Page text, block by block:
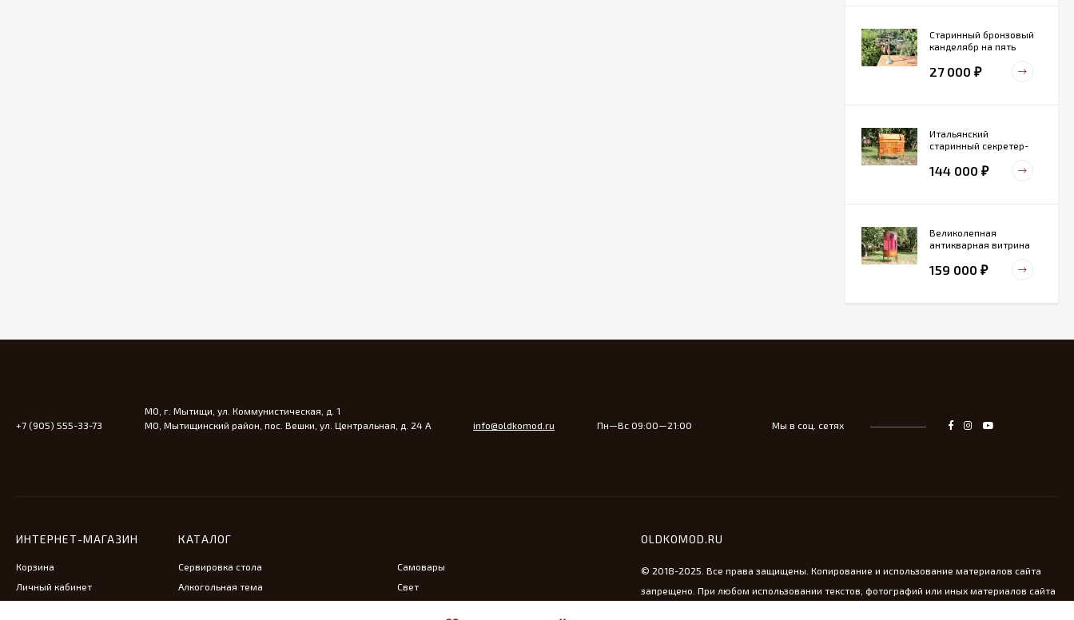
Старинный бронзовый
канделябр на пять
27 000 ₽
Итальянский
старинный секретер-
144 000 ₽
Великолепная
антикварная витрина
159 000 ₽
Тарелка для
13 800₽
+7 (905) 555-33-73
МО, г. Мытищи, ул. Коммунистическая, д. 1
МО, Мытищинский район, пос. Вешки, ул. Центральная, д. 24 А
info@oldkomod.ru Пн—Вс 09:00—21:00 Мы в соц. сетях
ИНТЕРНЕТ-МАГАЗИН
Корзина
Личный кабинет
КАТАЛОГ
Сервировка стола
Алкогольная тема
Самовары
Свет
OLDKOMOD.RU
© 2018-2025. Все права защищены. Копирование и использование материалов сайта
запрещено. При любом использовании текстов, фотографий или иных материалов сайта